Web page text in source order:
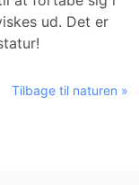
ud. Det er
Tilbage til naturen »